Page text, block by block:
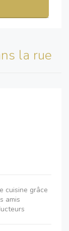
la rue
cuisine grâce
amis